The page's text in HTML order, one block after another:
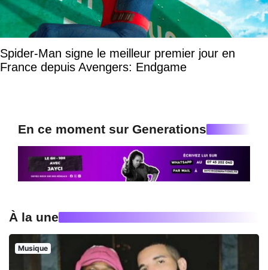
Spider-Man signe le meilleur premier jour en
France depuis Avengers: Endgame
En ce moment sur Generations
À la une
Musique